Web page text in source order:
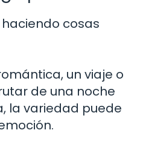
cosas
un viaje o
de una noche
la variedad puede